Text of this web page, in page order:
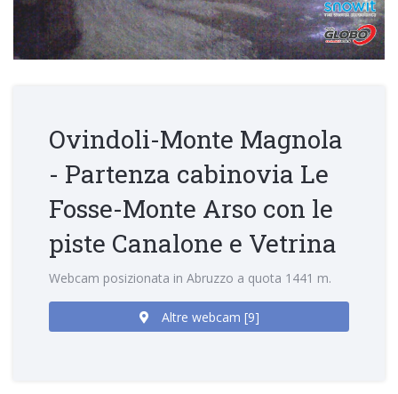
Ovindoli-Monte Magnola
- Partenza cabinovia Le
Fosse-Monte Arso con le
piste Canalone e Vetrina
Webcam posizionata in Abruzzo a quota 1441 m.
Altre webcam [9]